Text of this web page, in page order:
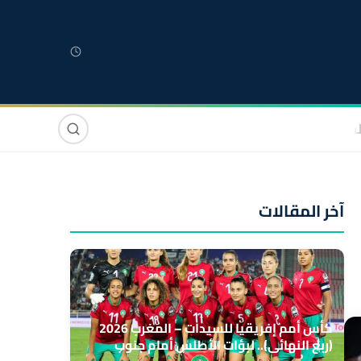
صوت وصورة
آخر المقالات
كأس أمم إفريقيا للسيدات – المغرب 2026
(ربع النهائي).. لبؤات الأطلس أمام جنوب